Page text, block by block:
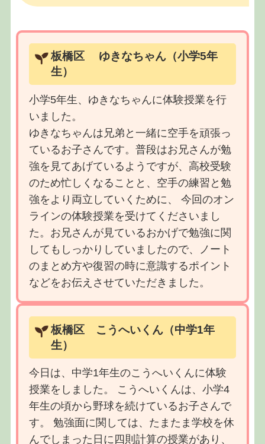
板橋区 ゆきなちゃん（小学5年
生）
小学5年生、ゆきなちゃんに体験授業を行
いました。
ゆきなちゃんは兄弟と一緒に空手を頑張っ
ているお子さんです。普段はお兄さんが勉
強を見てあげているようですが、高校受験
のため忙しくなることと、空手の練習と勉
強をより両立していくために、 今回のオン
ラインの体験授業を受けてくださいまし
た。お兄さんが見ているおかげで勉強に関
してもしっかりしていましたので、ノート
のまとめ方や復習の時に意識するポイント
などをお伝えさせていただきました。
板橋区 こうへいくん（中学1年
生）
今日は、中学1年生のこうへいくんに体験
授業をしました。 こうへいくんは、小学4
年生の頃から野球を続けているお子さんで
す。 勉強面に関しては、たまたま学校を休
んでしまった日に四則計算の授業があり、